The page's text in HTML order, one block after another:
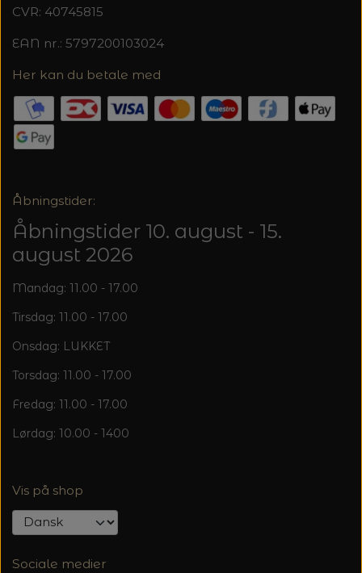
CVR: 40745815
EAN nr.: 5797200103024
Her kan du betale med
Åbningstider:
Åbningstider 10. august - 15.
august 2026
Mandag: 11.00 - 17.00
Tirsdag: 11.00 - 17.00
Onsdag: LUKKET
Torsdag: 11.00 - 17.00
Fredag: 11.00 - 17.00
Lørdag: 10.00 - 1400
Vis på shop
Sociale medier